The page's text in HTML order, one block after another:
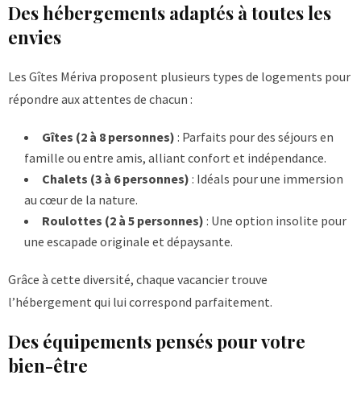
Des hébergements adaptés à toutes les
envies
Les Gîtes Mériva proposent plusieurs types de logements pour
répondre aux attentes de chacun :
Gîtes (2 à 8 personnes) : Parfaits pour des séjours en
famille ou entre amis, alliant confort et indépendance.
Chalets (3 à 6 personnes) : Idéals pour une immersion
au cœur de la nature.
Roulottes (2 à 5 personnes) : Une option insolite pour
une escapade originale et dépaysante.
Grâce à cette diversité, chaque vacancier trouve
l’hébergement qui lui correspond parfaitement.
Des équipements pensés pour votre
bien-être